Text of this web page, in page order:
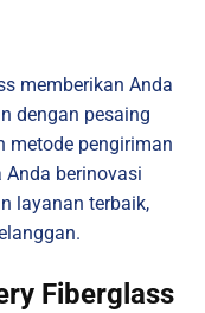
memberikan Anda
dengan pesaing
metode pengiriman
berinovasi
layanan terbaik,
Fiberglass